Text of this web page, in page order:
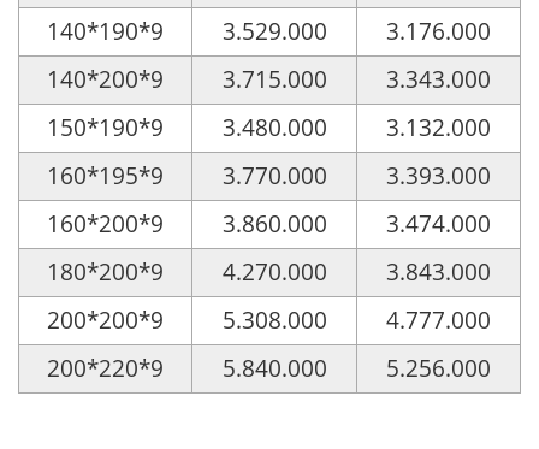
140*190*9
3.529.000
3.176.000
140*200*9
3.715.000
3.343.000
150*190*9
3.480.000
3.132.000
160*195*9
3.770.000
3.393.000
160*200*9
3.860.000
3.474.000
180*200*9
4.270.000
3.843.000
200*200*9
5.308.000
4.777.000
200*220*9
5.840.000 5.256.000